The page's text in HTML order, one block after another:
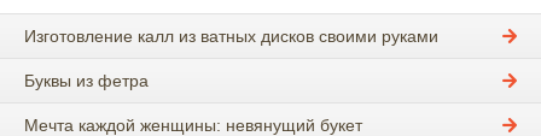
Изготовление калл из ватных дисков своими руками
Буквы из фетра
Мечта каждой женщины: невянущий букет